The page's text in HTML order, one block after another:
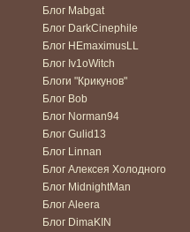
Блог Mabgat
Блог DarkCinephile
Блог HEmaximusLL
Блог Iv1oWitch
Блоги "Крикунов"
Блог Bob
Блог Norman94
Блог Gulid13
Блог Linnan
Блог Алексея Холодного
Блог MidnightMan
Блог Aleera
Блог DimaKIN